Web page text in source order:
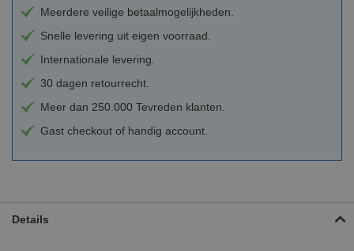
Meerdere veilige betaalmogelijkheden.
Snelle levering uit eigen voorraad.
Internationale levering.
30 dagen retourrecht.
Meer dan 250.000 Tevreden klanten.
Gast checkout of handig account.
Details